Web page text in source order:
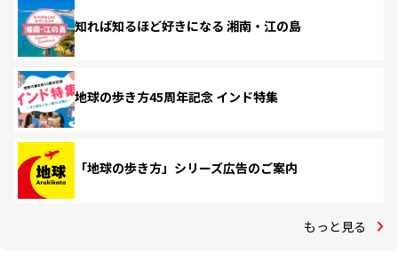
知れば知るほど好きになる 湘南・江の島
地球の歩き方45周年記念 インド特集
「地球の歩き方」シリーズ広告のご案内
もっと見る